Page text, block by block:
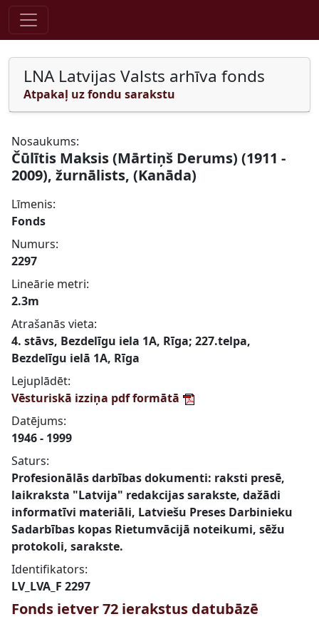
Pāriet uz saturu
LNA Latvijas Valsts arhīva fonds
Atpakaļ uz fondu sarakstu
Nosaukums:
Čūlītis Maksis (Mārtiņš Derums) (1911 -
2009), žurnālists, (Kanāda)
Līmenis:
Fonds
Numurs:
2297
Lineārie metri:
2.3m
Atrašanās vieta:
4. stāvs, Bezdelīgu iela 1A, Rīga; 227.telpa,
Bezdelīgu ielā 1A, Rīga
Lejuplādēt:
Vēsturiskā izziņa pdf formātā
Datējums:
1946 - 1999
Saturs:
Profesionālās darbības dokumenti: raksti presē,
laikraksta "Latvija" redakcijas sarakste, dažādi
informatīvi materiāli, Latviešu Preses Darbinieku
Sadarbības kopas Rietumvācijā noteikumi, sēžu
protokoli, sarakste.
Identifikators:
LV_LVA_F 2297
Fonds ietver 72 ierakstus datubāzē